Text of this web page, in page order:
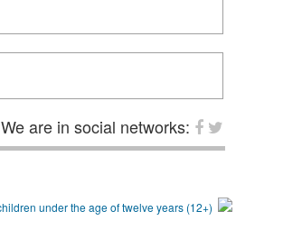
We are in social networks: